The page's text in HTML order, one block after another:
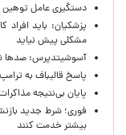
دستگیری عامل توهین
پزشکیان: باید
مشکلی پیش نیاید
آسوشیتدپرس: صدها
پاسخ قالیباف به
پایان بی‌نتیجه
بیشتر خدمت کنند